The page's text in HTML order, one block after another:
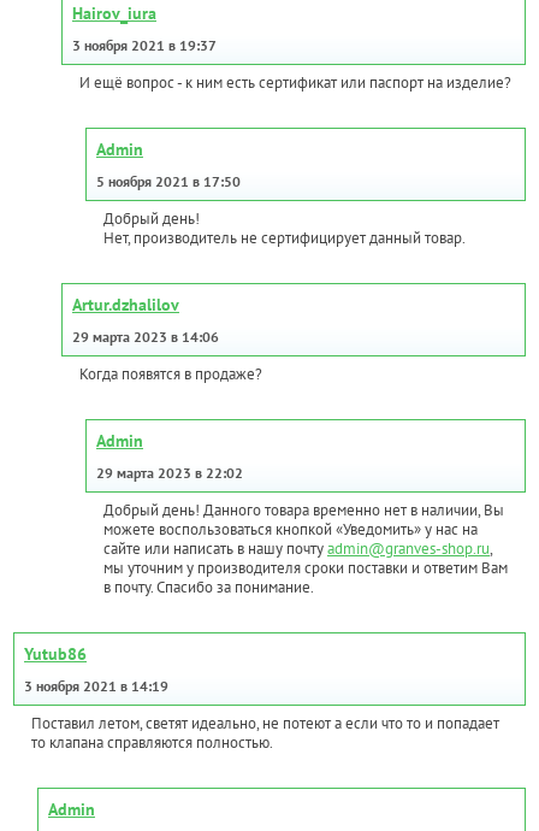
Hairov_iura
3 ноября 2021 в 19:37
И ещё вопрос - к ним есть сертификат или паспорт на изделие?
Admin
5 ноября 2021 в 17:50
Добрый день!
Нет, производитель не сертифицирует данный товар.
Artur.dzhalilov
29 марта 2023 в 14:06
Когда появятся в продаже?
Admin
29 марта 2023 в 22:02
Добрый день! Данного товара временно нет в наличии, Вы
можете воспользоваться кнопкой «Уведомить» у нас на
сайте или написать в нашу почтуadmin@granves-shop.ru,
мы уточним у производителя сроки поставки и ответим Вам
в почту. Спасибо за понимание.
Yutub86
3 ноября 2021 в 14:19
Поставил летом, светят идеально, не потеют а если что то и попадает
то клапана справляются полностью.
Admin